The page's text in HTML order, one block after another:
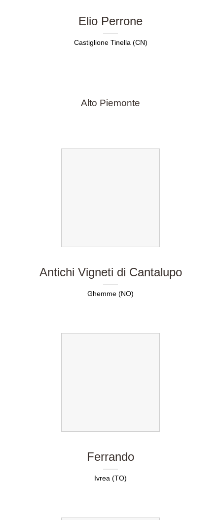
Elio Perrone
Castiglione Tinella (CN)
Alto Piemonte
Antichi Vigneti di Cantalupo
Ghemme (NO)
Ferrando
Ivrea (TO)